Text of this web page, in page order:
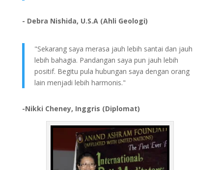
- Debra Nishida, U.S.A (Ahli Geologi)
"Sekarang saya merasa jauh lebih santai dan jauh
lebih bahagia. Pandangan saya pun jauh lebih
positif. Begitu pula hubungan saya dengan orang
lain menjadi lebih harmonis."
-Nikki Cheney, Inggris (Diplomat)